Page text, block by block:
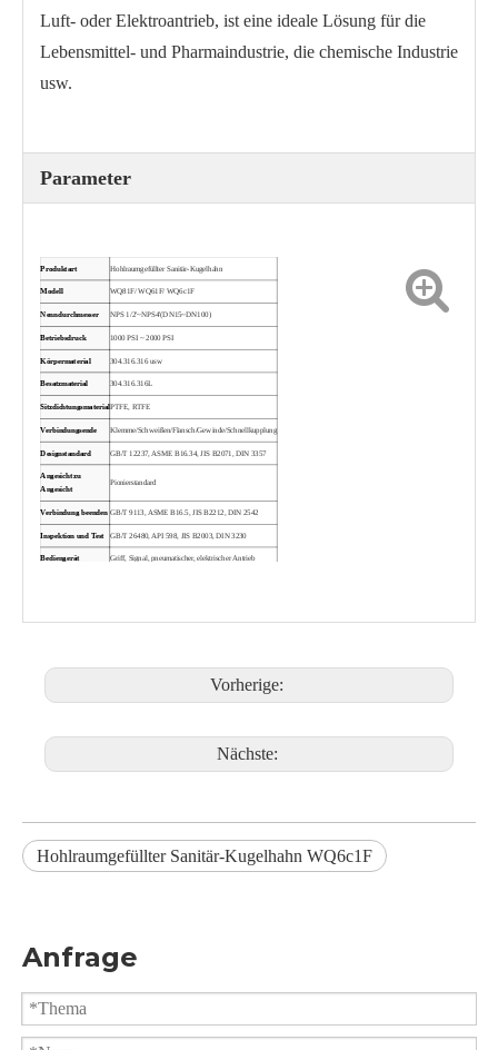
Luft- oder Elektroantrieb, ist eine ideale Lösung für die
Lebensmittel- und Pharmaindustrie, die chemische Industrie
usw.
Parameter
Produktart Hohlraumgefüllter Sanitär-Kugelhahn
Modell WQ81F/ WQ61F/ WQ6c1F
Nenndurchmesser NPS 1/2'~NPS4'(DN15~DN100)
Betriebsdruck 1000 PSI ~ 2000 PSI
Körpermaterial 304.316.316 usw
Besatzmaterial 304.316.316L
Sitzdichtungsmaterial PTFE, RTFE
Verbindungsende Klemme/Schweißen/Flansch/Gewinde/Schnellkupplung
Designstandard GB/T 12237, ASME B16.34, JIS B2071, DIN 3357
Angesicht zu
Angesicht
Pionierstandard
Verbindung beenden GB/T 9113, ASME B16.5, JIS B2212, DIN 2542
Inspektion und Test GB/T 26480, API 598, JIS B2003, DIN 3230
Bediengerät Griff, Signal, pneumatischer, elektrischer Antrieb
Vorherige:
Nächste:
Hohlraumgefüllter Sanitär-Kugelhahn WQ6c1F
Anfrage